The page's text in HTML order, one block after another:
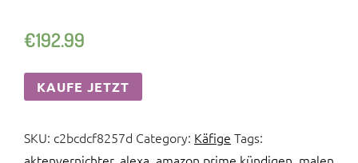
€192.99
KAUFE JETZT
SKU: c2bcdcf8257d Category: Käfige Tags: